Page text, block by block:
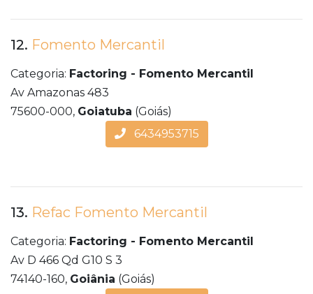
12. Fomento Mercantil
Categoria: Factoring - Fomento Mercantil
Av Amazonas 483
75600-000, Goiatuba (Goiás)
6434953715
13. Refac Fomento Mercantil
Categoria: Factoring - Fomento Mercantil
Av D 466 Qd G10 S 3
74140-160, Goiânia (Goiás)